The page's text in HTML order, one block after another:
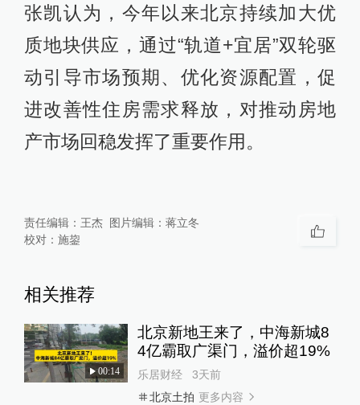
张凯认为，今年以来北京持续加大优
质地块供应，通过“轨道+宜居”双轮驱
动引导市场预期、优化资源配置，促
进改善性住房需求释放，对推动房地
产市场回稳发挥了重要作用。
责任编辑： 王杰 图片编辑： 蒋立冬
校对： 施鋆
相关推荐
00:14
北京新地王来了，中海新城8
4亿霸取广渠门，溢价超19%
乐居财经
3天前
北京土拍 更多内容